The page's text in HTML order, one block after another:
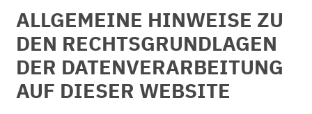
ALLGEMEINE HINWEISE ZU
DEN RECHTSGRUNDLAGEN
DER DATENVERARBEITUNG
AUF DIESER WEBSITE